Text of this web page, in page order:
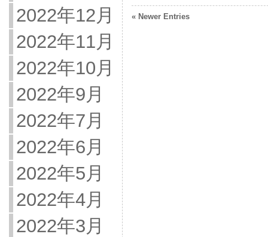
2022年12月
2022年11月
2022年10月
2022年9月
2022年7月
2022年6月
2022年5月
2022年4月
2022年3月
« Newer Entries